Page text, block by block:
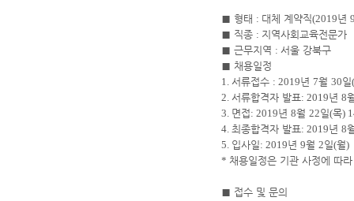
■ 형태 : 대체 계약직(2019년
■ 직종 : 지역사회교육전문가
■ 근무지역 : 서울 강북구
■ 채용일정
1. 서류접수 : 2019년 7월 30일(
2. 서류합격자 발표: 2019년 8
3. 면접: 2019년 8월 22일(목)
4. 최종합격자 발표: 2019년 8
5. 입사일: 2019년 9월 2일(월)
* 채용일정은 기관 사정에 따
■ 접수 및 문의